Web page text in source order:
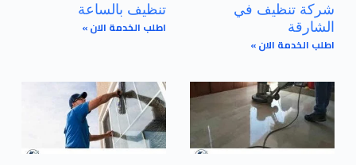
شركة تنظيف في
الشارقة
اطلب الخدمة الان »
تنظيف بالساعة
اطلب الخدمة الان »